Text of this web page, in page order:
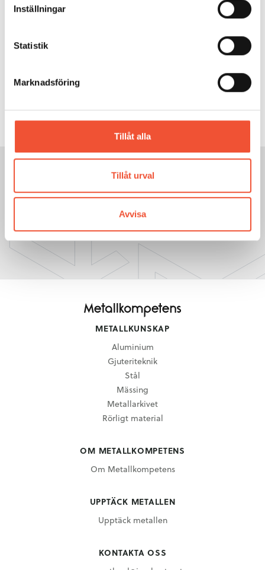
Inställningar
Statistik
Marknadsföring
Tillåt alla
Tillåt urval
Avvisa
GÅ TILL NÄSTA SIDA:
1.1 Hållfasthet
METALLKUNSKAP
Aluminium
Gjuteriteknik
Stål
Mässing
Metallarkivet
Rörligt material
OM METALLKOMPETENS
Om Metallkompetens
UPPTÄCK METALLEN
Upptäck metallen
KONTAKTA OSS